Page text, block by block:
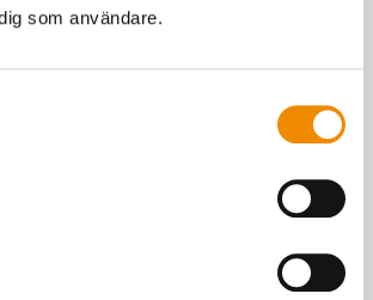
som användare.